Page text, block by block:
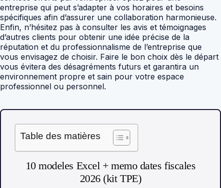
entreprise qui peut s’adapter à vos horaires et besoins
spécifiques afin d’assurer une collaboration harmonieuse.
Enfin, n’hésitez pas à consulter les avis et témoignages
d’autres clients pour obtenir une idée précise de la
réputation et du professionnalisme de l’entreprise que
vous envisagez de choisir. Faire le bon choix dès le départ
vous évitera des désagréments futurs et garantira un
environnement propre et sain pour votre espace
professionnel ou personnel.
Table des matières
10 modeles Excel + memo dates fiscales
2026 (kit TPE)